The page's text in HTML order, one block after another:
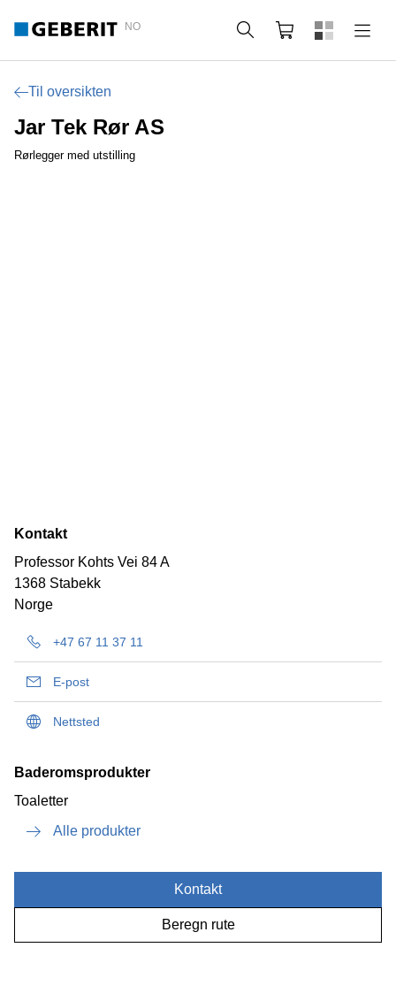
NO Søk Handlekurv
Til oversikten
Jar Tek Rør AS
Rørlegger med utstilling
Kontakt
Professor Kohts Vei 84 A
1368 Stabekk
Norge
+47 67 11 37 11
E-post
Nettsted
Baderomsprodukter
Toaletter
Alle produkter
Kontakt
Beregn rute